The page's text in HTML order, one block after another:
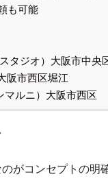
も可能
タジオ）大阪市中央
阪市西区堀江
マルニ）大阪市西区
がコンセプトの明